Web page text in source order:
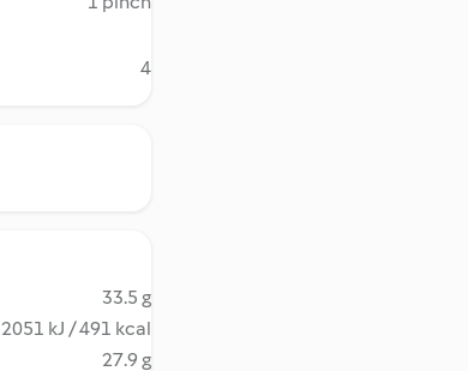
4
33.5 g
2051 kJ / 491 kcal
27.9 g